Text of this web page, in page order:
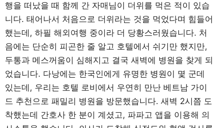
행을 떠났을 때 함께 간 자매님이 더위를 먹은 적이 있습
니다. 태어나서 처음으로 더위라는 것을 먹었다며 힘들어
했는데, 하필 해외여행 중이라 더 당황스러웠습니다. 처
음에는 단순히 피곤한 줄 알고 호텔에서 쉬기만 했지만,
두통과 메스꺼움이 심해지고 결국 새벽에 병원을 찾게 되
었습니다. 다낭에는 한국인에게 유명한 병원이 몇 군데
있는데, 우리는 호텔 로비에서 우연히 만난 베트남 가이
드 추천으로 패밀리 병원을 방문했습니다. 새벽 2시쯤 도
착했는데 간호사 한 분이 계셨고, 파파고 앱을 이용해 의